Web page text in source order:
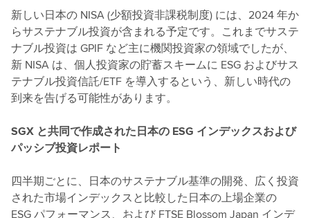
新しい日本の NISA (少額投資非課税制度) には、2024 年か
らサステナブル投資が含まれる予定です。これまでサステ
ナブル投資は GPIF など主に機関投資家の領域でしたが、
新 NISA は、個人投資家の貯蓄スキームに ESG およびサス
テナブル投資信託/ETF を導入するという、新しい時代の
到来を告げる可能性があります。
SGX と共同で作成された日本の ESG インデックスおよび
パッシブ投資レポート
四半期ごとに、日本のサステナブル基準の開発、広く投資
された市場インデックスと比較した日本の上場企業の
ESG パフォーマンス、および FTSE Blossom Japan インデ